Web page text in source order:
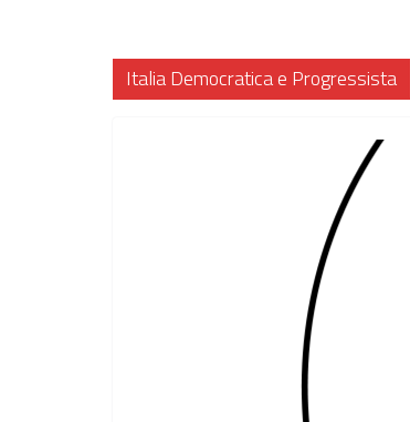
Italia Democratica e Progressista